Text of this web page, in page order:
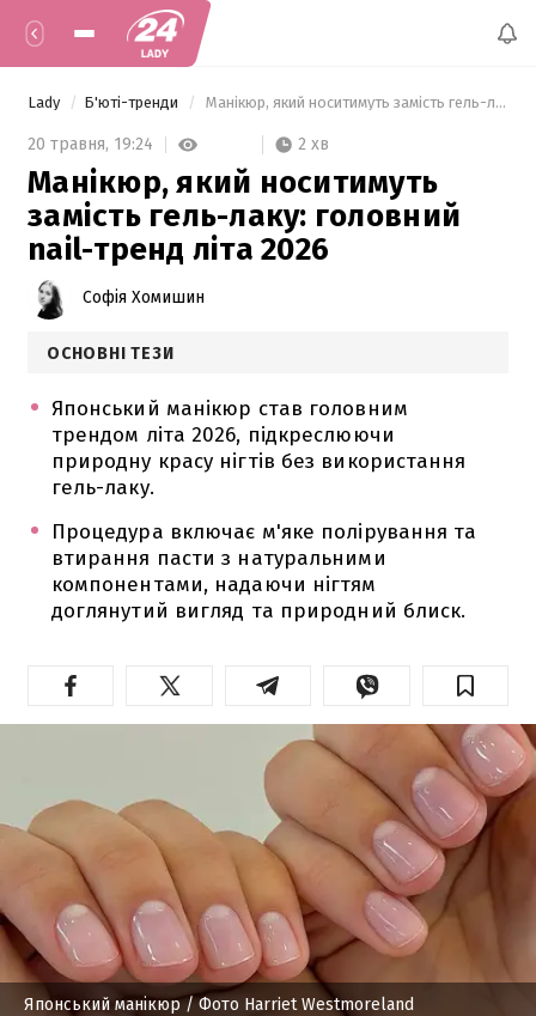
Lady Б'юті-тренди Манікюр, який носитимуть замість гель-лаку: головний nail-тренд літа 2026
20 травня, 19:24 2 хв
Манікюр, який носитимуть
замість гель-лаку: головний
nail-тренд літа 2026
Софія Хомишин
ОСНОВНІ ТЕЗИ
Японський манікюр став головним
трендом літа 2026, підкреслюючи
природну красу нігтів без використання
гель-лаку.
Процедура включає м'яке полірування та
втирання пасти з натуральними
компонентами, надаючи нігтям
доглянутий вигляд та природний блиск.
Японський манікюр/ Фото Harriet Westmoreland